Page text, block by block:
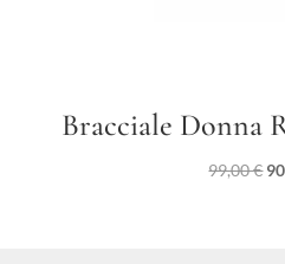
Bracciale Donna
99,00€ Il